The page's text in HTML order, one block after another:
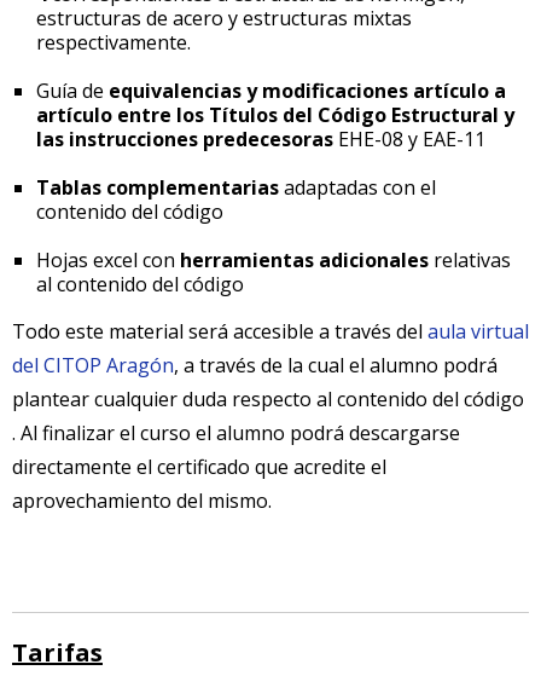
estructuras de acero y estructuras mixtas
respectivamente.
Guía de equivalencias y modificaciones artículo a
artículo entre los Títulos del Código Estructural y
las instrucciones predecesoras EHE-08 y EAE-11
Tablas complementariasadaptadas con el
contenido del código
Hojas excel con herramientas adicionales relativas
al contenido del código
Todo este material será accesible a través del aula virtual
del CITOP Aragón, a través de la cual el alumno podrá
plantear cualquier duda respecto al contenido del código
. Al finalizar el curso el alumno podrá descargarse
directamente el certificado que acredite el
aprovechamiento del mismo.
Tarifas